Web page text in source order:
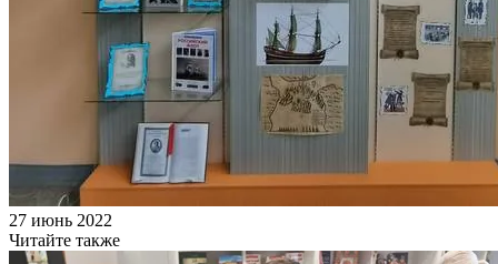
27 июнь 2022
Читайте также